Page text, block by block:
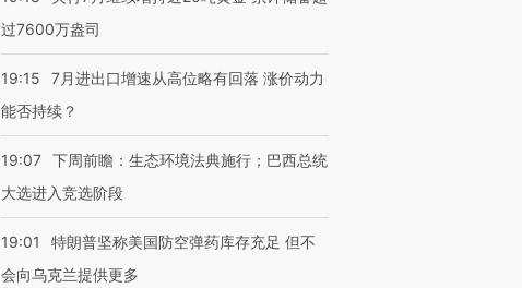
过7600万盎司
19:15
7月进出口增速从高位略有回落 涨价动力
能否持续？
19:07 下周前瞻：生态环境法典施行；巴西总统
大选进入竞选阶段
19:01
特朗普坚称美国防空弹药库存充足 但不
会向乌克兰提供更多